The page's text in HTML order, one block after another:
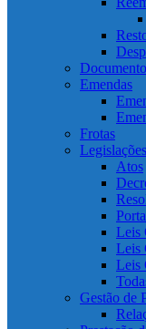
Emendas
Frotas
Legislações
Atos
Leis
Leis
Leis
Gestão de